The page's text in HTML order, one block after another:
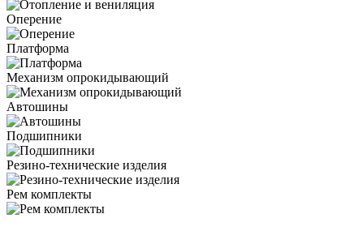
Оперение
Платформа
Механизм опрокидывающий
Автошины
Подшипники
Резино-технические изделия
Рем комплекты